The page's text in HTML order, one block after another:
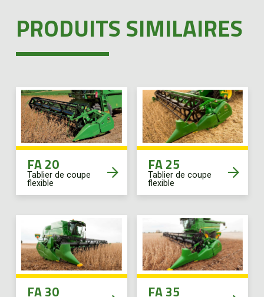
PRODUITS SIMILAIRES
FA 20
Tablier de coupe
flexible
FA 25
Tablier de coupe
flexible
FA 30 FA 35